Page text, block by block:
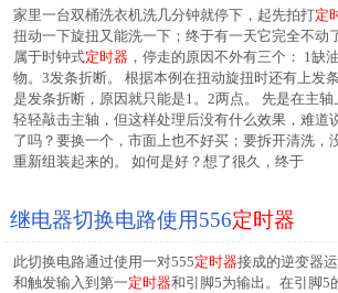
家里一台双桶洗衣机洗几分钟就停下，起先拍打定
扭动一下旋扭又能洗一下；终于有一天它完全不动
属于时钟式定时器 ，停走的原因不外有三个： 1缺
物。3发条折断。 根据本例在扭动旋扭时还有上发
是发条折断，原因就只能是1。2两点。 先是在主
轻轻敲击主轴，但这样处理后没有什么效果，难道
了吗？要换一个，市面上也不好买；要拆开清洗，
重新组装起来的。 如何是好？想了很久，终于
继电器切换电路使用556定时器
此切换电路通过使用一对555定时器接成的逆变器
和触发输入到第一定时器和引脚5为输出。在引脚5